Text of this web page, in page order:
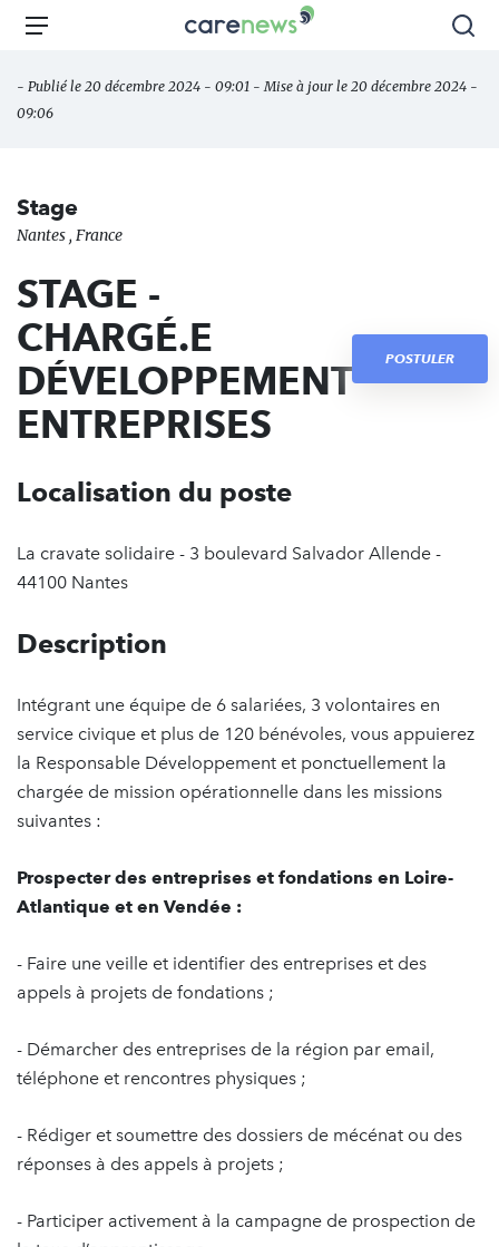
Aller
principal
Carenews,
des
Menu
- Publié le 20 décembre 2024 - 09:01 - Mise à jour le 20 décembre 2024 -
09:06
Stage
Nantes , France
STAGE -
CHARGÉ.E
DÉVELOPPEMENT
ENTREPRISES
POSTULER
Localisation du poste
La cravate solidaire - 3 boulevard Salvador Allende -
44100 Nantes
Description
Intégrant une équipe de 6 salariées, 3 volontaires en
service civique et plus de 120 bénévoles, vous appuierez
la Responsable Développement et ponctuellement la
chargée de mission opérationnelle dans les missions
suivantes :
Prospecter des entreprises et fondations en Loire-
Atlantique et en Vendée :
- Faire une veille et identifier des entreprises et des
appels à projets de fondations ;
- Démarcher des entreprises de la région par email,
téléphone et rencontres physiques ;
- Rédiger et soumettre des dossiers de mécénat ou des
réponses à des appels à projets ;
- Participer activement à la campagne de prospection de